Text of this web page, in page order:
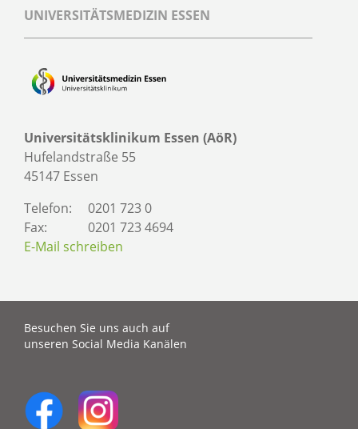
UNIVERSITÄTSMEDIZIN ESSEN
Universitätsklinikum Essen (AöR)
Hufelandstraße 55
45147 Essen
Telefon:
0201 723 0
Fax:
0201 723 4694
E-Mail schreiben
Besuchen Sie uns auch auf
unseren Social Media Kanälen